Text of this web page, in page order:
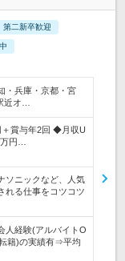
第二新卒歓迎
・兵庫・京都・宮
近オ…
＋賞与年2回 ◆月収U
円…
ソニックなど、人気
れる仕事をコツコツ
人経験(アルバイトO
籍)の実績有⇒平均